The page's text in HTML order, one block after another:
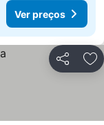
Ver preços
Partilhar